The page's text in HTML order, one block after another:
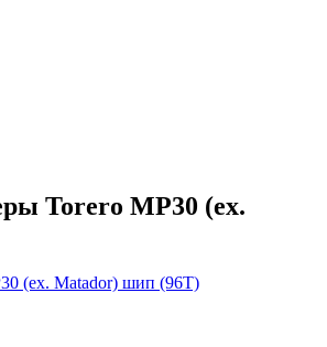
Torero MP30 (ex.
(ex. Matador) шип (96T)